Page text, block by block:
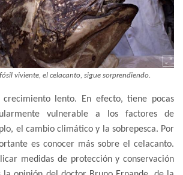
viviente, el celacanto, sigue sorprendiendo.
crecimiento lento. En efecto, tiene pocas
vulnerable a los factores de
el cambio climático y la sobrepesca. Por
es conocer más sobre el celacanto.
medidas de protección y conservación